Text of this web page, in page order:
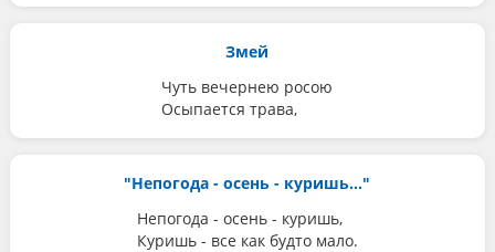
Змей
Чуть вечернею росою
Осыпается трава,
"Непогода - осень - куришь..."
Непогода - осень - куришь,
Куришь - все как будто мало.